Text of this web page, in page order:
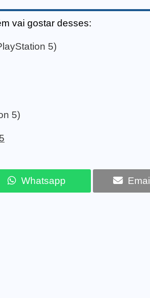
vai gostar desses:
5)
5)
Whatsapp Email